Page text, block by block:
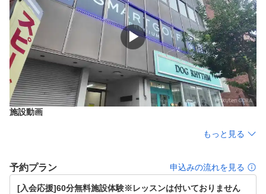
▶
施設動画
もっと見る
予約プラン 申込みの流れを見る
[入会応援]60分無料施設体験※レッスンは付いておりません